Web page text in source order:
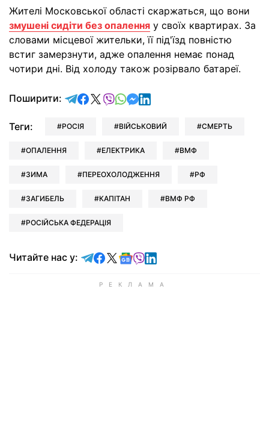
Жителі Московської області скаржаться, що вони
змушені сидіти без опалення у своїх квартирах. За
словами місцевої жительки, її під'їзд повністю
встиг замерзнути, адже опалення немає понад
чотири дні. Від холоду також розірвало батареї.
Поширити: відправити у Telegram
поділитись у Facebook
поділитись у X
відправити у Viber
відправити у Whatsapp
відправити у Messenger
відправити у LinkedIn
Теги: РОСІЯ ВІЙСЬКОВИЙ СМЕРТЬ
ОПАЛЕННЯ ЕЛЕКТРИКА ВМФ
ЗИМА ПЕРЕОХОЛОДЖЕННЯ РФ
ЗАГИБЕЛЬ КАПІТАН ВМФ РФ
РОСІЙСЬКА ФЕДЕРАЦІЯ
Читайте нас у: Читайте у Telegram
Читайте у Facebook
Читайте у X
Читайте у Google news
Читайте у Viber
Читайте у LinkedIn